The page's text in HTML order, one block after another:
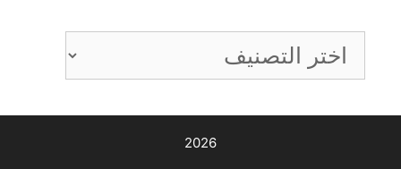
كويت
موبايل
2026